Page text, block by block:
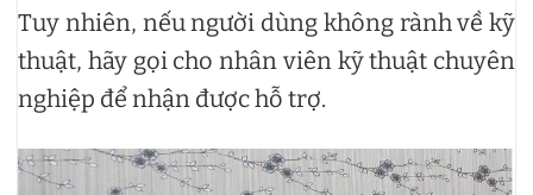
Tuy nhiên, nếu người dùng không rành về kỹ
thuật, hãy gọi cho nhân viên kỹ thuật chuyên
nghiệp để nhận được hỗ trợ.